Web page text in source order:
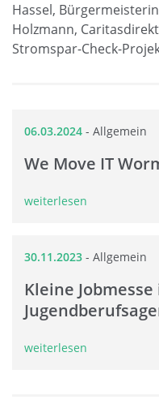
Hassel,
Holzmann,
Stromspar-Check-
06.03.2024 - Allgemein
We Move IT
weiterlesen
30.11.2023 - Allgemein
Kleine
weiterlesen